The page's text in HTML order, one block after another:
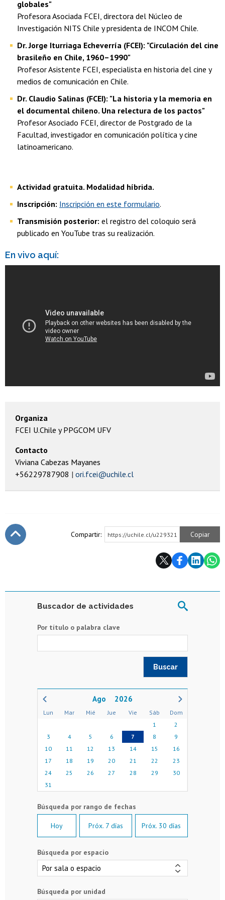
globales"
Profesora Asociada FCEI, directora del Núcleo de
Investigación NITS Chile y presidenta de INCOM Chile.
Dr. Jorge Iturriaga Echeverría (FCEI): "Circulación del cine
brasileño en Chile, 1960–1990"
Profesor Asistente FCEI, especialista en historia del cine y
medios de comunicación en Chile.
Dr. Claudio Salinas (FCEI): "La historia y la memoria en
el documental chileno. Una relectura de los pactos"
Profesor Asociado FCEI, director de Postgrado de la
Facultad, investigador en comunicación política y cine
latinoamericano.
Actividad gratuita. Modalidad híbrida.
Inscripción: Inscripción en este formulario.
Transmisión posterior: el registro del coloquio será
publicado en YouTube tras su realización.
En vivo aquí:
Organiza
FCEI U.Chile y PPGCOM UFV
Contacto
Viviana Cabezas Mayanes
+56229787908
ori.fcei@uchile.cl
Compartir: https://uchile.cl/u229321 Copiar
Buscador de actividades
Por título o palabra clave
2026
Lun Mar Mié Jue Vie Sáb
Dom
1
2
3
4 5 6 7 8
9
10
11 12 13 14 15
16
17
18 19 20 21 22
23
24
25 26 27 28 29
30
31
Hoy Próx. 7 días Próx. 30 días
Búsqueda por espacio
Búsqueda por unidad